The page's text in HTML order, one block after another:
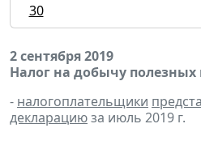
30
2 сентября 2019
Налог на добычу
- налогоплательщики
декларациюза июль 2019 г.